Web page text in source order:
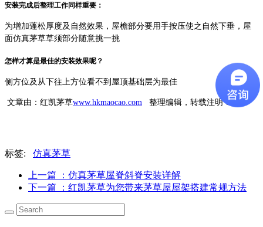
安装完成后整理工作同样重要：
为增加蓬松厚度及自然效果，屋檐部分要用手按压使之自然下垂，屋
面仿真茅草草须部分随意挑一挑
怎样才算是最佳的安装效果呢？
侧方位及从下往上方位看不到屋顶基础层为最佳
文章由：红凯茅草www.hkmaocao.com 整理编辑，转载注明！
标签: 仿真茅草
上一篇
：仿真茅草屋脊斜脊安装详解
下一篇
：红凯茅草为您带来茅草屋屋架搭建常规方法